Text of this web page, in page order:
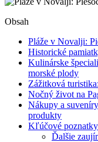
Obsah
Pláže v Novalji:
Historické
Kulinárske
morské plody
Zážitková
Nočný život na
Nákupy a
produkty
Kľúčové poznatky
Ďalšie